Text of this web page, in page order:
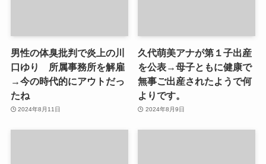
男性の体臭批判で炎上の川
口ゆり 所属事務所を解雇
→今の時代的にアウトだっ
たね
2024年8月11日
久代萌美アナが第１子出産
を公表→母子ともに健康で
無事ご出産されたようで何
よりです。
2024年8月9日